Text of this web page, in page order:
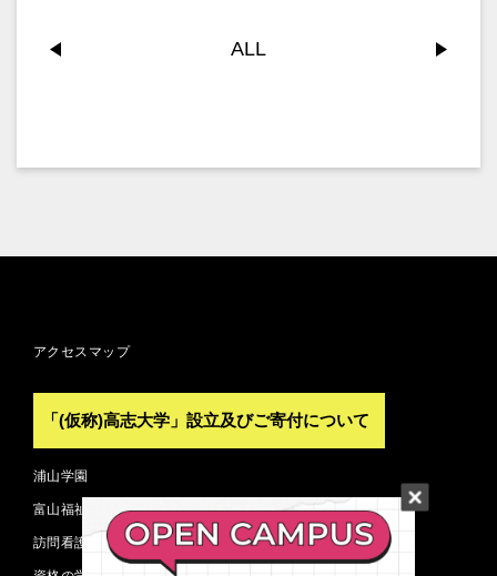
ALL
アクセスマップ
「(仮称)高志大学」設立及びご寄付について
浦山学園
富山福祉短期大学
訪問看護ステーション